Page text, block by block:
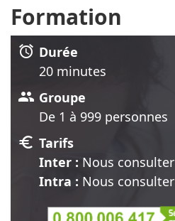
Formation
alarm Durée
20 minutes
group Groupe
De 1 à 999 personnes
euro Tarifs
Inter : Nous consulter
Intra : Nous consulter